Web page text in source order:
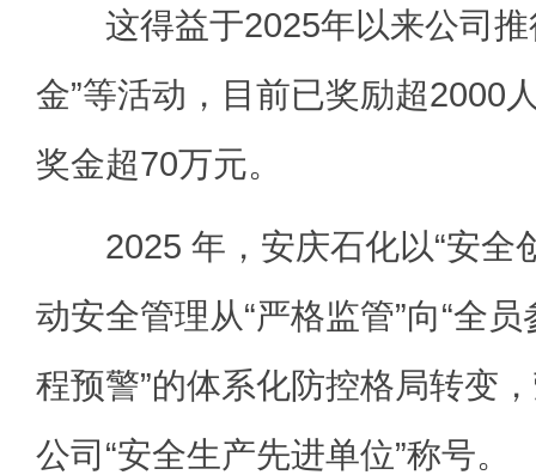
这得益于2025年以来公司推
金”等活动，目前已奖励超2000
奖金超70万元。
2025 年，安庆石化以“安全
动安全管理从“严格监管”向“全
程预警”的体系化防控格局转变
公司“安全生产先进单位”称号。